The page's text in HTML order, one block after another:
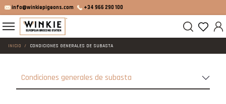
info@winkiepigeons.com +34 966 290 100
INICIO CONDICIONES GENERALES DE SUBASTA
Condiciones generales de subasta